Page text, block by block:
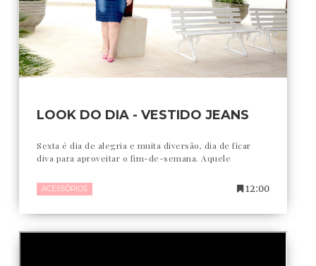
LOOK DO DIA - VESTIDO JEANS
Sexta é dia de alegria e muita diversão, dia de ficar
diva para aproveitar o fim-de-semana. Aquele
ACESSÓRIOS 12:00